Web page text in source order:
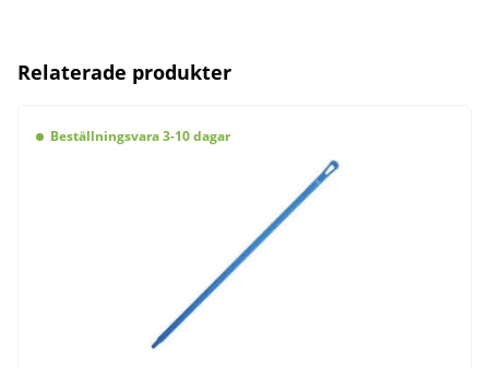
Relaterade produkter
Beställningsvara 3-10 dagar